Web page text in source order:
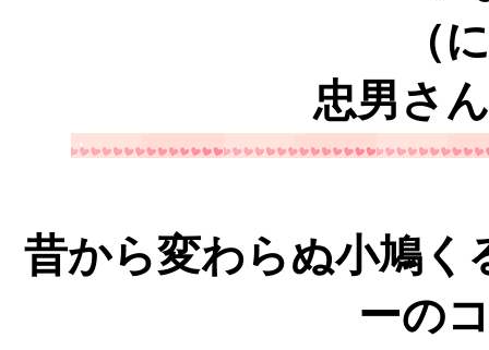
（にっけん幼
忠男さ
昔から変わらぬ小鳩く
ーの